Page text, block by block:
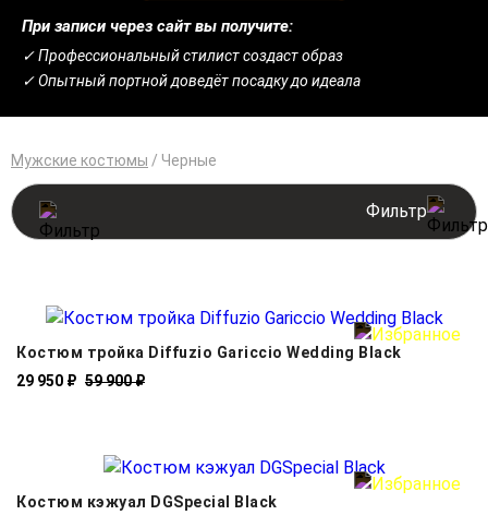
При записи через сайт вы получите:
✓ Профессиональный стилист создаст образ
✓ Опытный портной доведёт посадку до идеала
Мужские костюмы / Черные
Фильтр
Костюм тройка Diffuzio Gariccio Wedding Black
29 950 ₽ 59 900 ₽
Костюм кэжуал DGSpecial Black